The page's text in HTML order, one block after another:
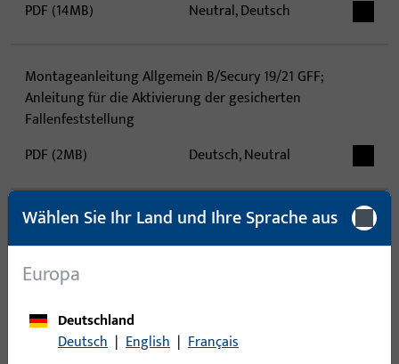
PDF (14MB)
Neutral, Deutsch
Montageanleitung Allgemein B/Secury 19/21 GFF;
Anleitung für die Aktivierung der gesicherten
Fallenfeststellung
PDF (2MB)
Deutsch, Neutral
Zertifikate, Prüfzeugnisse, Leistungs- und
Konformitätserklärungen
Zertifikat EN 1125 0432-CPR-00029-01
Wählen Sie Ihr Land und Ihre Sprache aus
Europa
Deutschland
Deutsch | English | Français